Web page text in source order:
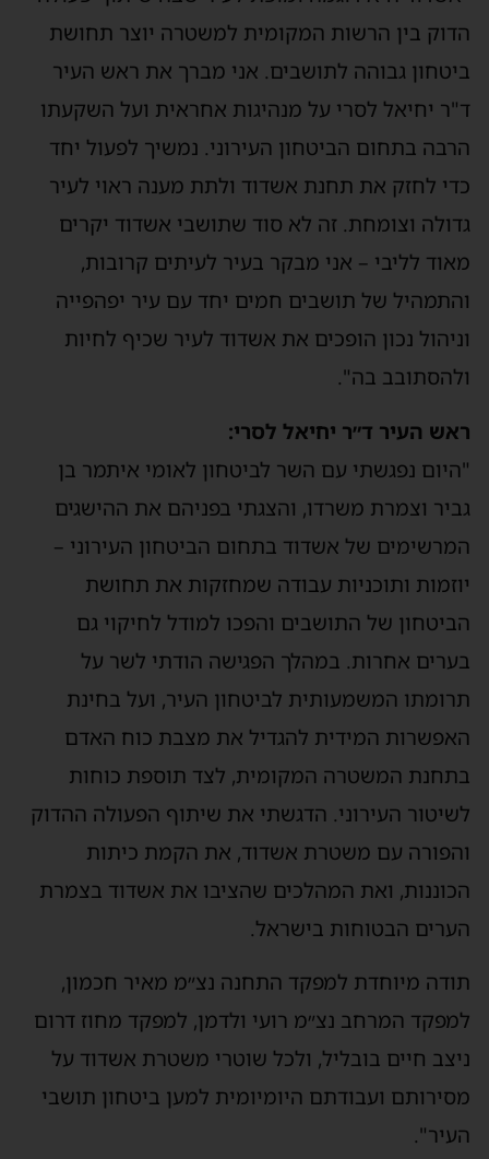
הדוק בין הרשות המקומית למשטרה יוצר תחושת
ביטחון גבוהה לתושבים. אני מברך את ראש העיר
ד"ר יחיאל לסרי על מנהיגות אחראית ועל השקעתו
הרבה בתחום הביטחון העירוני. נמשיך לפעול יחד
כדי לחזק את תחנת אשדוד ולתת מענה ראוי לעיר
גדולה וצומחת. זה לא סוד שתושבי אשדוד יקרים
מאוד לליבי – אני מבקר בעיר לעיתים קרובות,
והתמהיל של תושבים חמים יחד עם עיר יפהפייה
וניהול נכון הופכים את אשדוד לעיר שכיף לחיות
ולהסתובב בה".
ראש העיר ד״ר יחיאל לסרי:
"היום נפגשתי עם השר לביטחון לאומי איתמר בן
גביר וצמרת משרדו, והצגתי בפניהם את ההישגים
המרשימים של אשדוד בתחום הביטחון העירוני –
יוזמות ותוכניות עבודה שמחזקות את תחושת
הביטחון של התושבים והפכו למודל לחיקוי גם
בערים אחרות. במהלך הפגישה הודתי לשר על
תרומתו המשמעותית לביטחון העיר, ועל בחינת
האפשרות המידית להגדיל את מצבת כוח האדם
בתחנת המשטרה המקומית, לצד תוספת כוחות
לשיטור העירוני. הדגשתי את שיתוף הפעולה ההדוק
והפורה עם משטרת אשדוד, את הקמת כיתות
הכוננות, ואת המהלכים שהציבו את אשדוד בצמרת
הערים הבטוחות בישראל.
תודה מיוחדת למפקד התחנה נצ״מ מאיר חכמון,
למפקד המרחב נצ״מ רועי ולדמן, למפקד מחוז דרום
ניצב חיים בובליל, ולכל שוטרי משטרת אשדוד על
מסירותם ועבודתם היומיומית למען ביטחון תושבי
העיר".